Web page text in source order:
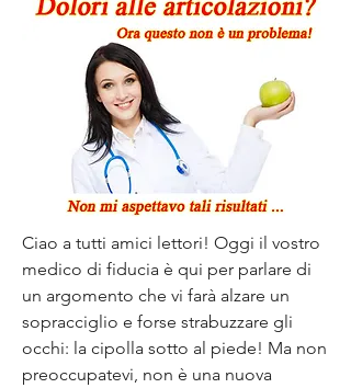
Ciao a tutti amici lettori! Oggi il vostro
medico di fiducia è qui per parlare di
un argomento che vi farà alzare un
sopracciglio e forse strabuzzare gli
occhi: la cipolla sotto al piede! Ma non
preoccupatevi, non è una nuova